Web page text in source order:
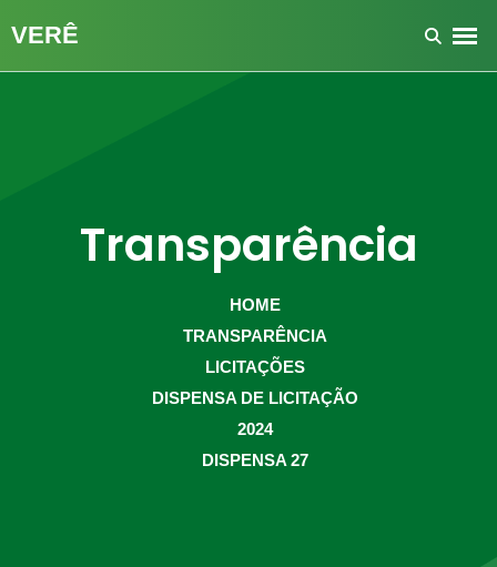
Transparência
HOME
TRANSPARÊNCIA
LICITAÇÕES
DISPENSA DE LICITAÇÃO
2024
DISPENSA 27